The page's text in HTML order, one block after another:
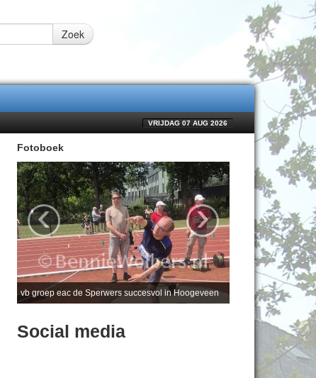
Zoek
VRIJDAG 07 AUG 2026
Fotoboek
vb groep eac de Sperwers succesvol in Hoogeveen
‹ ›
Social media